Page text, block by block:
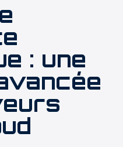
: une